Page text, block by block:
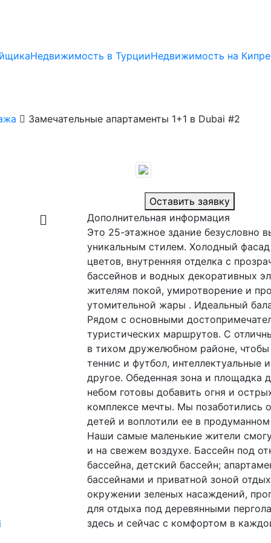
Недвижимость в ТурцииНедвижимость на Кипре
Замечательные апартаменты 1+1 в Dubai #2
Оставить заявку
Дополнительная информация
Это 25-этажное здание безусловно
уникальным стилем. Холодный
цветов, внутренняя отделка с
бассейнов и водных декоративных
жителям покой, умиротворение и
утомительной жары . Идеальный
Рядом с основными
туристических маршрутов. С
в тихом дружелюбном районе,
теннис и футбол, интеллектуальные
другое. Обеденная зона и площадка
небом готовы добавить огня и
комплексе мечты. Мы позаботились
детей и воплотили ее в
Наши самые маленькие жители
и на свежем воздухе. Бассейн под
бассейна, детский бассейн;
бассейнами и приватной зоной
окружении зеленых насаждений,
для отдыха под деревянными
здесь и сейчас с комфортом в